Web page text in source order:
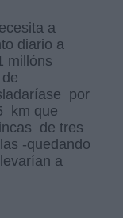
a
diario a
millóns
por
km que
de tres
-quedando
a